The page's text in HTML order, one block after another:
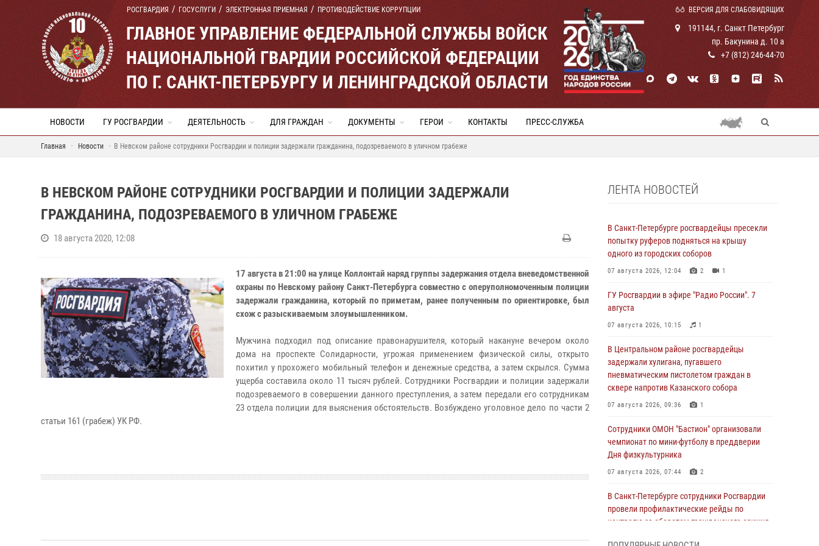
РОСГВАРДИЯ ГОСУСЛУГИ ЭЛЕКТРОННАЯ ПРИЕМНАЯ ПРОТИВОДЕЙСТВИЕ КОРРУПЦИИ ВЕРСИЯ ДЛЯ СЛАБОВИДЯЩИХ
ГЛАВНОЕ УПРАВЛЕНИЕ ФЕДЕРАЛЬНОЙ СЛУЖБЫ ВОЙСК
НАЦИОНАЛЬНОЙ ГВАРДИИ РОССИЙСКОЙ ФЕДЕРАЦИИ
ПО Г. САНКТ-ПЕТЕРБУРГУ И ЛЕНИНГРАДСКОЙ ОБЛАСТИ
191144, г. Санкт Петербург
пр. Бакунина д. 10 а
+7 (812) 246-44-70
НОВОСТИ ГУ РОСГВАРДИИ ДЕЯТЕЛЬНОСТЬ ДЛЯ ГРАЖДАН ДОКУМЕНТЫ ГЕРОИ КОНТАКТЫ ПРЕСС-СЛУЖБА
Главная Новости В Невском районе сотрудники Росгвардии и полиции задержали гражданина, подозреваемого в уличном грабеже
В НЕВСКОМ РАЙОНЕ СОТРУДНИКИ РОСГВАРДИИ И ПОЛИЦИИ ЗАДЕРЖАЛИ
ГРАЖДАНИНА, ПОДОЗРЕВАЕМОГО В УЛИЧНОМ ГРАБЕЖЕ
18 августа 2020, 12:08
17 августа в 21:00 на улице Коллонтай наряд группы задержания отдела вневедомственной
охраны по Невскому району Санкт-Петербурга совместно с оперуполномоченным полиции
задержали гражданина, который по приметам, ранее полученным по ориентировке, был
схож с разыскиваемым злоумышленником.
Мужчина подходил под описание правонарушителя, который накануне вечером около
дома на проспекте Солидарности, угрожая применением физической силы, открыто
похитил у прохожего мобильный телефон и денежные средства, а затем скрылся. Сумма
ущерба составила около 11 тысяч рублей. Сотрудники Росгвардии и полиции задержали
подозреваемого в совершении данного преступления, а затем передали его сотрудникам
23 отдела полиции для выяснения обстоятельств. Возбуждено уголовное дело по части 2
статьи 161 (грабеж) УК РФ.
ЛЕНТА НОВОСТЕЙ
В Санкт-Петербурге росгвардейцы пресекли
попытку руферов подняться на крышу
одного из городских соборов
07 августа 2026, 12:04 2 1
ГУ Росгвардии в эфире "Радио России". 7
августа
07 августа 2026, 10:15 1
В Центральном районе росгвардейцы
задержали хулигана, пугавшего
пневматическим пистолетом граждан в
сквере напротив Казанского собора
07 августа 2026, 09:36 1
Сотрудники ОМОН "Бастион" организовали
чемпионат по мини-футболу в преддверии
Дня физкультурника
07 августа 2026, 07:44 2
В Санкт-Петербурге сотрудники Росгвардии
провели профилактические рейды по
контролю за оборотом гражданского оружия